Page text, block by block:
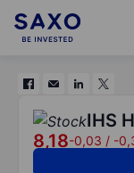
IHS
8,18-0,03 / -